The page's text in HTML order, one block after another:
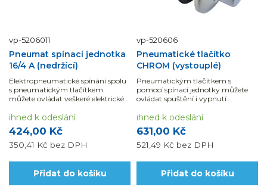
vp-5206011
Pneumat spínací jednotka
16/4 A (nedržící)
Elektropneumatické spínání spolu
s pneumatickým tlačítkem
můžete ovládat veškeré elektrické
424,00 Kč
350,41 Kč bez DPH
ihned k odeslání
Přidat do košíku
vp-520606
Pneumatické tlačítko
CHROM (vystouplé)
Pneumatickým tlačítkem s
pomocí spínací jednotky můžete
ovládat spuštění i vypnutí
631,00 Kč
521,49 Kč bez DPH
ihned k odeslání
Přidat do košíku